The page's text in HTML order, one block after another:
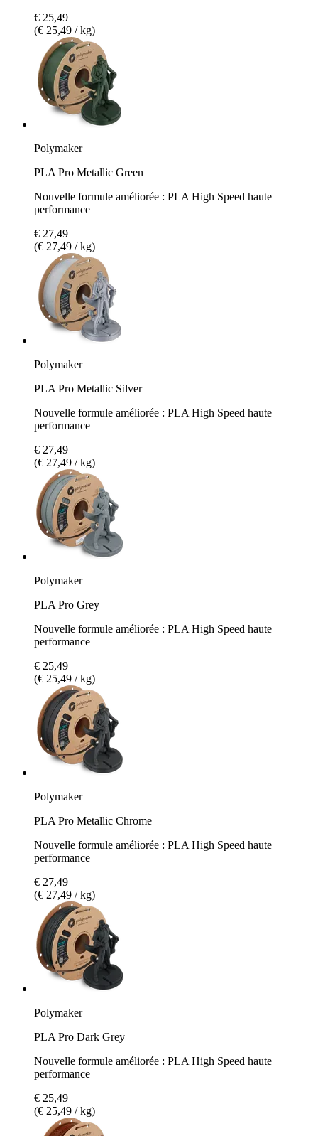
€ 25,49
(€ 25,49 / kg)
Polymaker
PLA Pro Metallic Green
Nouvelle formule améliorée : PLA High Speed haute
performance
€ 27,49
(€ 27,49 / kg)
Polymaker
PLA Pro Metallic Silver
Nouvelle formule améliorée : PLA High Speed haute
performance
€ 27,49
(€ 27,49 / kg)
Polymaker
PLA Pro Grey
Nouvelle formule améliorée : PLA High Speed haute
performance
€ 25,49
(€ 25,49 / kg)
Polymaker
PLA Pro Metallic Chrome
Nouvelle formule améliorée : PLA High Speed haute
performance
€ 27,49
(€ 27,49 / kg)
Polymaker
PLA Pro Dark Grey
Nouvelle formule améliorée : PLA High Speed haute
performance
€ 25,49
(€ 25,49 / kg)